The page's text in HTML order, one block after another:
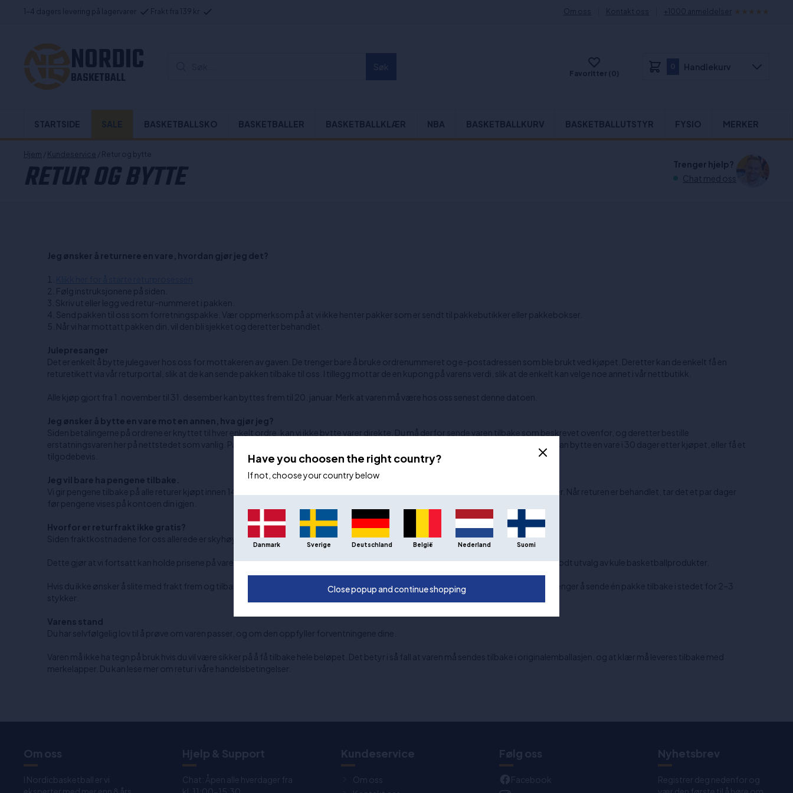
1-4 dagers levering på lagervarer Frakt fra 139 kr Om oss Kontakt oss +1000 anmeldelser
NORDIC
BASKETBALL Favoritter (0)
Handlekurv
STARTSIDE BASKETBALLSKO BASKETBALLER BASKETBALLKLÆR NBA BASKETBALLKURV BASKETBALLUTSTYR FYSIO MERKER
Hjem / Kundeservice / Retur og bytte
RETUR OG BYTTE
Trenger hjelp?
Chat med oss
Jeg ønsker å returnere en vare, hvordan gjør jeg det?
Følg instruksjonene på siden.
Skriv ut eller legg ved retur-nummeret i pakken.
Send pakken til oss som forretningspakke. Vær oppmerksom på at vi ikke henter pakker som er sendt til pakkebutikker eller pakkebokser.
Når vi har mottatt pakken din, vil den bli sjekket og deretter behandlet.
Julepresanger
Det er enkelt å bytte julegaver hos oss for mottakeren av gaven. De trenger bare å bruke ordrenummeret og e-postadressen som ble brukt ved kjøpet. Deretter kan de enkelt få en
returetikett via vår returportal, slik at de kan sende pakken tilbake til oss. I tillegg mottar de en kupong på varens verdi, slik at de enkelt kan velge noe annet i vår nettbutikk.
Alle kjøp gjort fra 1. november til 31. desember kan byttes frem til 20. januar. Merk at varen må være hos oss senest denne datoen.
Jeg ønsker å bytte en vare mot en annen, hva gjør jeg?
Siden betalingerne på ordrene er knyttet til hver enkelt ordre, kan vi ikke bytte varer direkte. Du må derfor sende varen tilbake som beskrevet ovenfor, og deretter bestille
erstatningsvaren her på nettstedet som vanlig. På den måten sikrer du også at varen ikke er utsolgt før vi har behandlet returen din. Du kan bytte en vare i 30 dager etter kjøpet, eller få et
tilgodebevis.
Jeg vil bare ha pengene tilbake.
Vi gir pengene tilbake på alle returer kjøpt innen 14 dager. Vi behandler returer så raskt som mulig, og så snart returpakken er i våre hender. Når returen er behandlet, tar det et par dager
før pengene vises på kontoen din igjen.
Hvorfor er returfrakt ikke gratis?
Siden fraktkostnadene for oss allerede er skyhøye, har vi valgt å ikke gjøre frakten 100 % gratis.
Dette gjør at vi fortsatt kan holde prisene på varene nede på et fornuftig og konkurransedyktig nivå, samtidig som vi sikrer at vi har et godt utvalg av kule basketballprodukter.
Hvis du ikke ønsker å slite med frakt frem og tilbake flere ganger, kan du med fordel kjøpe flere størrelser av f.eks. sko, slik at du bare trenger å sende én pakke tilbake i stedet for 2–3
stykker.
Varens stand
Du har selvfølgelig lov til å prøve om varen passer, og om den oppfyller forventningene dine.
Varen må ikke ha tegn på bruk hvis du vil være sikker på å få tilbake hele beløpet. Det betyr i så fall at varen må sendes tilbake i originalemballasjen, og at klær må leveres tilbake med
merkelapper. Du kan lese mer om retur i våre handelsbetingelser.
Om oss
I Nordicbasketball er vi
Hjelp & Support
Chat: Åpen alle hverdager fra
Kundeservice
Om oss
Følg oss
Facebook
Nyhetsbrev
Registrer deg nedenfor og
Have you choosen the right country?
If not, choose your country below
Danmark Sverige Deutschland België Nederland Suomi
Close popup and continue shopping